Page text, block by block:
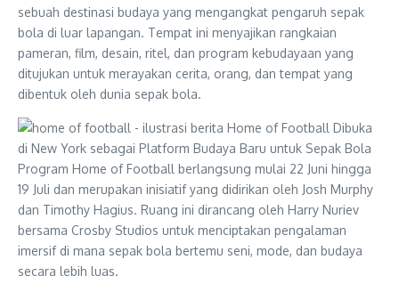
sebuah destinasi budaya yang mengangkat pengaruh sepak
bola di luar lapangan. Tempat ini menyajikan rangkaian
pameran, film, desain, ritel, dan program kebudayaan yang
ditujukan untuk merayakan cerita, orang, dan tempat yang
dibentuk oleh dunia sepak bola.
Program Home of Football berlangsung mulai 22 Juni hingga
19 Juli dan merupakan inisiatif yang didirikan oleh Josh Murphy
dan Timothy Hagius. Ruang ini dirancang oleh Harry Nuriev
bersama Crosby Studios untuk menciptakan pengalaman
imersif di mana sepak bola bertemu seni, mode, dan budaya
secara lebih luas.